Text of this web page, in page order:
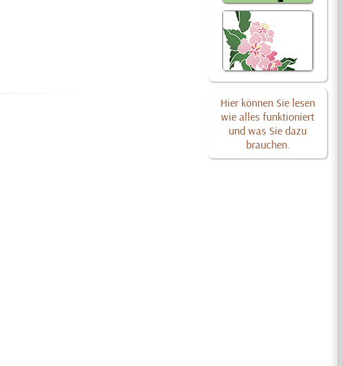
Hier können Sie lesen
wie alles funktioniert
und was Sie dazu
brauchen.